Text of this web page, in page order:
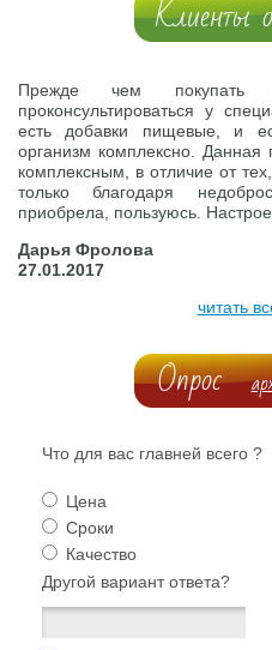
Клиенты
Прежде чем покупать
проконсультироваться у
есть добавки пищевые, и
организм комплексно. Данная
комплексным, в отличие от
только благодаря
приобрела, пользуюсь.
Дарья Фролова
27.01.2017
читать
Опрос
Что для вас главней всего ?
Цена
Сроки
Качество
Другой вариант ответа?